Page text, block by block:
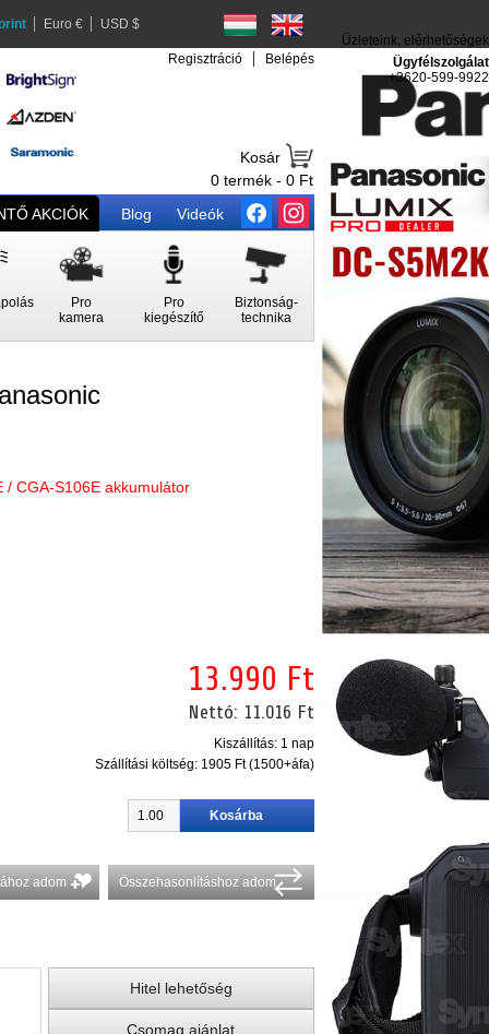
Euro € USD $
Regisztráció Belépés
Kosár
0 termék - 0 Ft
AKCIÓK Blog Videók
Pro
kamera
Pro
kiegészítő
Biztonság-
technika
Üzleteink, elérhetőségek
Ügyfélszolgálat
+3620-599-9922
/ CGA-S106E akkumulátor
13.990 Ft
Nettó: 11.016 Ft
Kiszállítás: 1 nap
Szállítási költség:1905 Ft (1500+áfa)
adom Összehasonlításhoz adom
Hitel lehetőség
Csomag ajánlat